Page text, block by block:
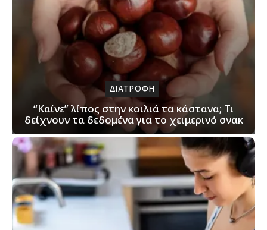
ΔΙΑΤΡΟΦΗ
“Καίνε” λίπος στην κοιλιά τα κάστανα; Τι
δείχνουν τα δεδομένα για το χειμερινό σνακ